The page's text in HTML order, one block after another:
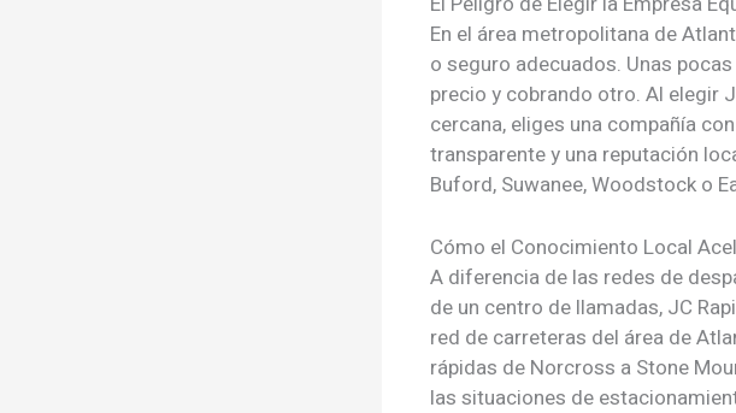
En el área metropolitana de
o seguro adecuados. Unas
precio y cobrando otro. Al elegir
cercana, eliges una compañía
transparente y una reputación
Buford, Suwanee, Woodstock o
Cómo el Conocimiento Local
A diferencia de las redes de
de un centro de llamadas, JC
red de carreteras del área de
rápidas de Norcross a Stone
las situaciones de